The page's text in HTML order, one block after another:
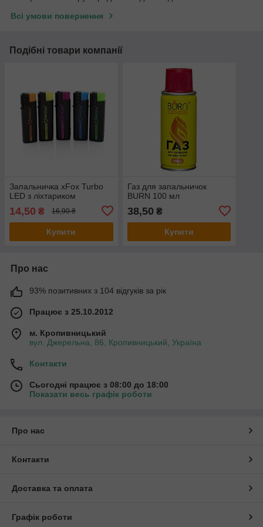
Всі умови повернення
Подібні товари компанії
Запальничка xFox Turbo
LED з ліхтариком
14,50 ₴ 16,90 ₴
Купити
Газ для запальничок
BURN 100 мл
38,50 ₴
Купити
Про нас
93% позитивних з 104 відгуків за рік
Працює з 25.10.2012
м. Кропивницький
вул. Джерельна, 86, Кропивницький, Україна
Контакти
Сьогодні працює з 08:00 до 18:00
Показати весь графік роботи
Про нас
Контакти
Доставка та оплата
Графік роботи